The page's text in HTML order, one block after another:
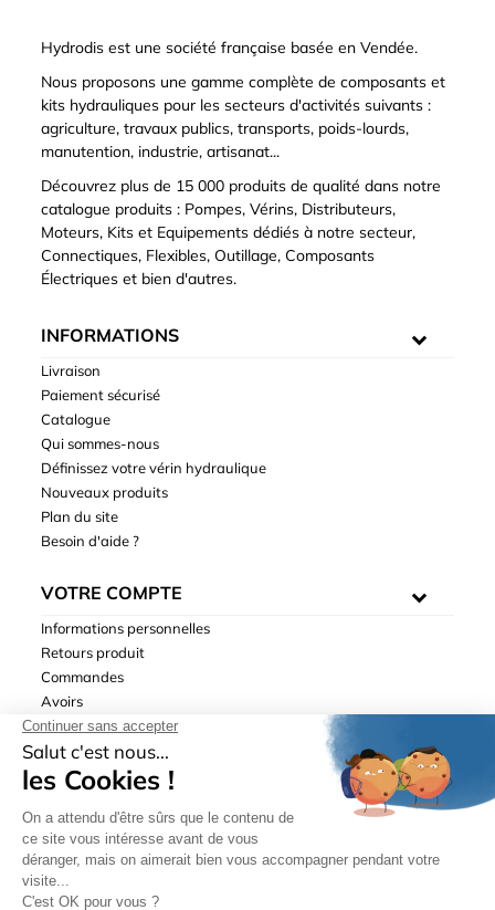
Hydrodis est une société française basée en Vendée.
Nous proposons une gamme complète de composants et
kits hydrauliques pour les secteurs d'activités suivants :
agriculture, travaux publics, transports, poids-lourds,
manutention, industrie, artisanat...
Découvrez plus de 15 000 produits de qualité dans notre
catalogue produits : Pompes, Vérins, Distributeurs,
Moteurs, Kits et Equipements dédiés à notre secteur,
Connectiques, Flexibles, Outillage, Composants
Électriques et bien d'autres.
INFORMATIONS
Livraison
Paiement sécurisé
Catalogue
Qui sommes-nous
Définissez votre vérin hydraulique
Nouveaux produits
Plan du site
Besoin d'aide ?
VOTRE COMPTE
Informations personnelles
Retours produit
Commandes
Avoirs
Adresses
Bons de réduction